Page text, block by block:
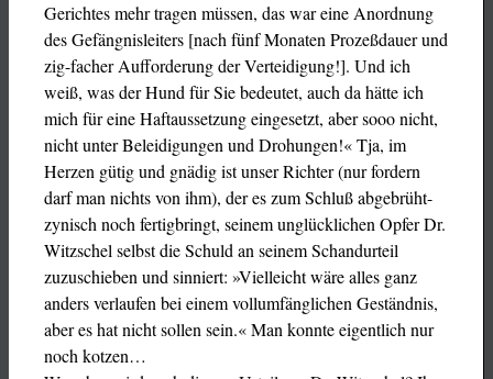
Gerichtes mehr tragen müssen, das war eine Anordnung
des Gefängnisleiters [nach fünf Monaten Prozeßdauer und
zig-facher Aufforderung der Verteidigung!]. Und ich
weiß, was der Hund für Sie bedeutet, auch da hätte ich
mich für eine Haftaussetzung eingesetzt, aber sooo nicht,
nicht unter Beleidigungen und Drohungen!« Tja, im
Herzen gütig und gnädig ist unser Richter (nur fordern
darf man nichts von ihm), der es zum Schluß abgebrüht-
zynisch noch fertigbringt, seinem unglücklichen Opfer Dr.
Witzschel selbst die Schuld an seinem Schandurteil
zuzuschieben und sinniert: »Vielleicht wäre alles ganz
anders verlaufen bei einem vollumfänglichen Geständnis,
aber es hat nicht sollen sein.« Man konnte eigentlich nur
noch kotzen…